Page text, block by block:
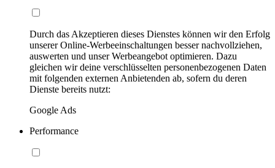
Durch das Akzeptieren dieses Dienstes können wir den Erfolg
unserer Online-Werbeeinschaltungen besser nachvollziehen,
auswerten und unser Werbeangebot optimieren. Dazu
gleichen wir deine verschlüsselten personenbezogenen Daten
mit folgenden externen Anbietenden ab, sofern du deren
Dienste bereits nutzt:
Google Ads
Performance